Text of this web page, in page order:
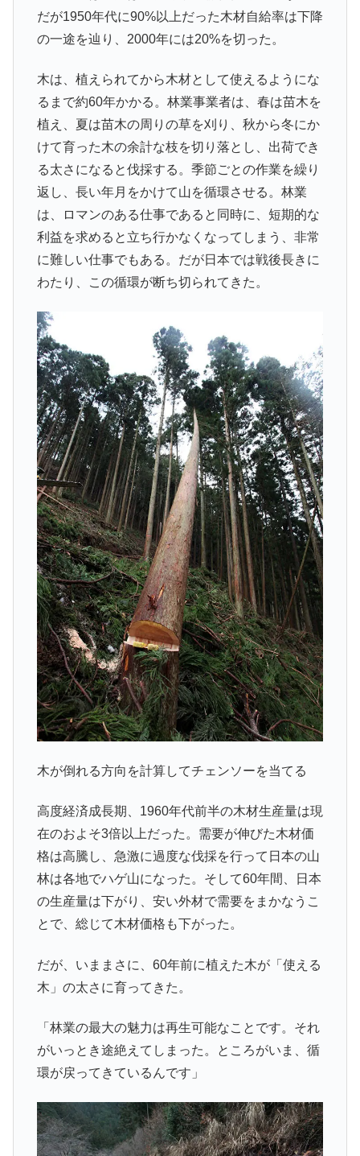
だが1950年代に90%以上だった木材自給率は下降
の一途を辿り、2000年には20%を切った。
木は、植えられてから木材として使えるようにな
るまで約60年かかる。林業事業者は、春は苗木を
植え、夏は苗木の周りの草を刈り、秋から冬にか
けて育った木の余計な枝を切り落とし、出荷でき
る太さになると伐採する。季節ごとの作業を繰り
返し、長い年月をかけて山を循環させる。林業
は、ロマンのある仕事であると同時に、短期的な
利益を求めると立ち行かなくなってしまう、非常
に難しい仕事でもある。だが日本では戦後長きに
わたり、この循環が断ち切られてきた。
木が倒れる方向を計算してチェンソーを当てる
高度経済成長期、1960年代前半の木材生産量は現
在のおよそ3倍以上だった。需要が伸びた木材価
格は高騰し、急激に過度な伐採を行って日本の山
林は各地でハゲ山になった。そして60年間、日本
の生産量は下がり、安い外材で需要をまかなうこ
とで、総じて木材価格も下がった。
だが、いままさに、60年前に植えた木が「使える
木」の太さに育ってきた。
「林業の最大の魅力は再生可能なことです。それ
がいっとき途絶えてしまった。ところがいま、循
環が戻ってきているんです」